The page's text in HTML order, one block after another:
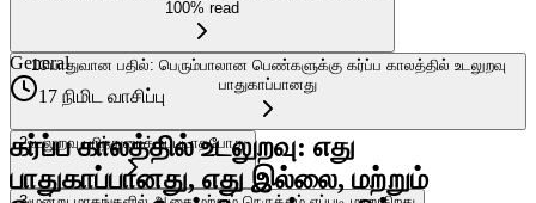
100% read
1பொதுவான பதில்: பெரும்பாலான பெண்களுக்கு கர்ப்ப காலத்தில் உடலுறவு
பாதுகாப்பானது
2உடலுறவு பரிந்துரைக்கப்படாதபோது
General
17 நிமிட வாசிப்பு
கர்ப்ப காலத்தில் உடலுறவு: எது
பாதுகாப்பானது, எது இல்லை, மற்றும்